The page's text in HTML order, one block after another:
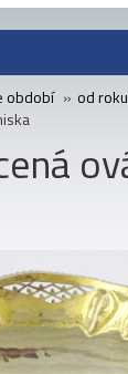
období » od